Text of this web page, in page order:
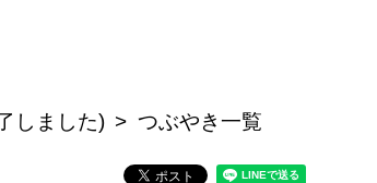
しました) つぶやき一覧